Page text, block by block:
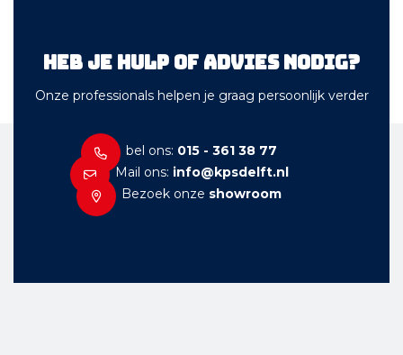
Heb je hulp of advies nodig?
Onze professionals helpen je graag persoonlijk verder
bel ons: 015 - 361 38 77
Mail ons: info@kpsdelft.nl
Bezoek onze showroom